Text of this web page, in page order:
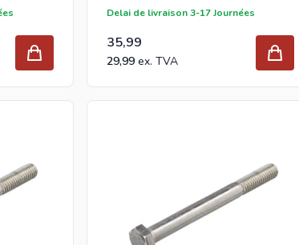
Delai de livraison 3-17 Journées
35,99
29,99